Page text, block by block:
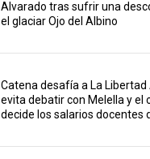
Alvarado tras sufrir una
el glaciar Ojo del Albino
Catena desafía a La Libertad
evita debatir con Melella y el
decide los salarios docentes